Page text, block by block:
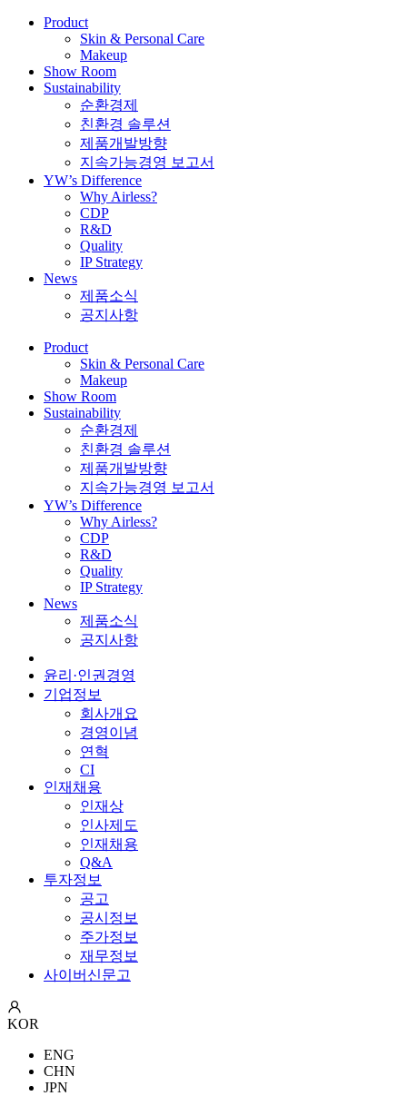
Product
Skin & Personal Care
Makeup
Show Room
Sustainability
순환경제
친환경 솔루션
제품개발방향
지속가능경영 보고서
YW’s Difference
Why Airless?
CDP
R&D
Quality
IP Strategy
News
제품소식
공지사항
Product
Skin & Personal Care
Makeup
Show Room
Sustainability
순환경제
친환경 솔루션
제품개발방향
지속가능경영 보고서
YW’s Difference
Why Airless?
CDP
R&D
Quality
IP Strategy
News
제품소식
공지사항
윤리·인권경영
기업정보
회사개요
경영이념
연혁
CI
인재채용
인재상
인사제도
인재채용
Q&A
투자정보
공고
공시정보
주가정보
재무정보
사이버신문고
KOR
ENG
CHN
JPN